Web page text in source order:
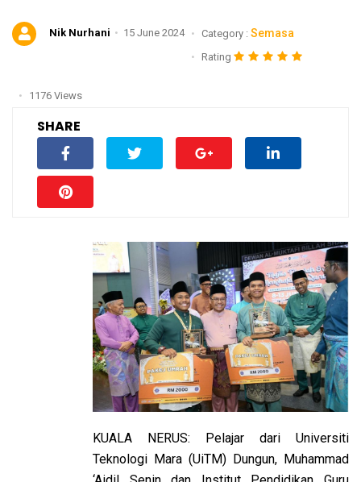
Nik Nurhani 15 June 2024 Category : Semasa
Rating
1176 Views
SHARE
KUALA NERUS: Pelajar dari Universiti
Teknologi Mara (UiTM) Dungun, Muhammad